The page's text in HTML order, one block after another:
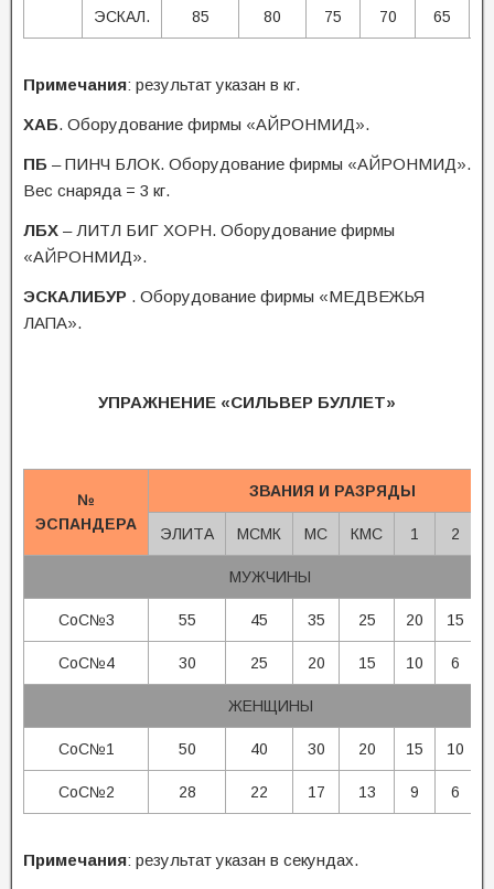
ЭСКАЛ. 85 80 75 70 65
Примечания: результат указан в кг.
ХАБ. Оборудование фирмы «АЙРОНМИД».
ПБ – ПИНЧ БЛОК. Оборудование фирмы «АЙРОНМИД».
Вес снаряда = 3 кг.
ЛБХ – ЛИТЛ БИГ ХОРН. Оборудование фирмы
«АЙРОНМИД».
ЭСКАЛИБУР . Оборудование фирмы «МЕДВЕЖЬЯ
ЛАПА».
УПРАЖНЕНИЕ «СИЛЬВЕР БУЛЛЕТ»
№
ЭСПАНДЕРА
ЗВАНИЯ И РАЗРЯДЫ
ЭЛИТА МСМК МС КМС 1 2
МУЖЧИНЫ
СоС№3 55 45 35 25 20 15
СоС№4 30 25 20 15 10 6
ЖЕНЩИНЫ
СоС№1 50 40 30 20 15 10
СоС№2 28 22 17 13 9 6
Примечания: результат указан в секундах.